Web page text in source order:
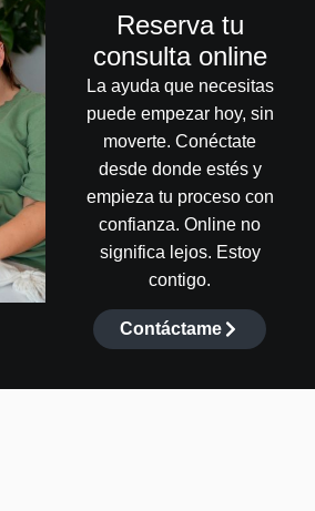
Reserva tu
consulta online
La ayuda que necesitas
puede empezar hoy, sin
moverte. Conéctate
desde donde estés y
empieza tu proceso con
confianza. Online no
significa lejos. Estoy
contigo.
Contáctame